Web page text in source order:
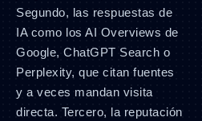
Segundo, las respuestas de
IA como los AI Overviews de
Google, ChatGPT Search o
Perplexity, que citan fuentes
y a veces mandan visita
directa. Tercero, la reputación